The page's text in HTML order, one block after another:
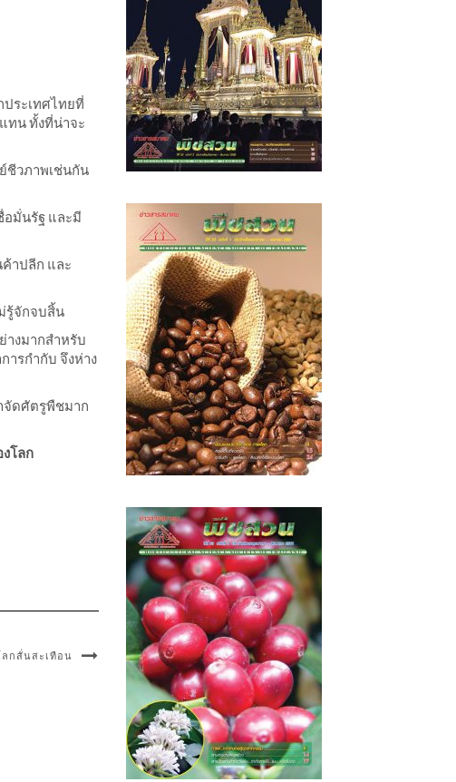
ระเทศไทยที่
ทน ทั้งที่น่าจะ
ชีวภาพเช่นกัน
อมั่นรัฐ และมี
าปลีก และ
รู้จักจบสิ้น
างมากสำหรับ
ารกำกับ จึงห่าง
จัดศัตรูพืชมาก
โลก
ลกสั่นสะเทือน